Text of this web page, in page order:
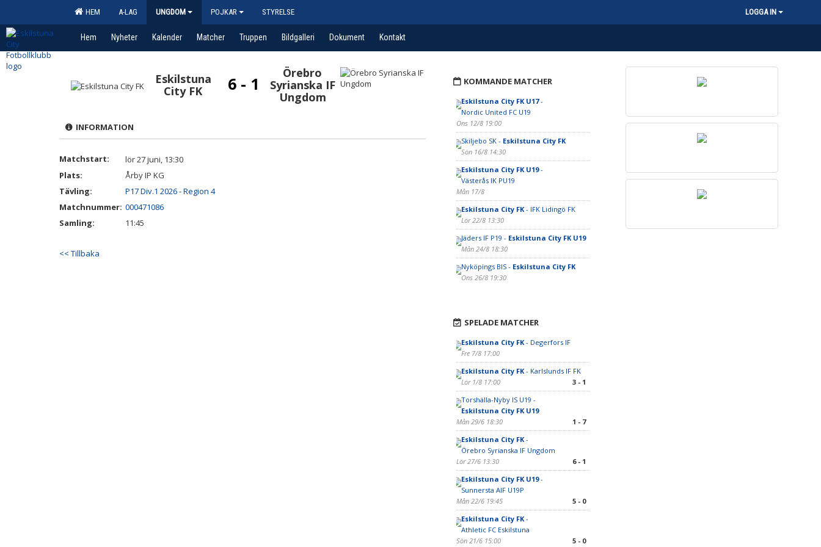
HEM A-LAG UNGDOM POJKAR STYRELSE LOGGA IN
Hem Nyheter Kalender Matcher Truppen Bildgalleri Dokument Kontakt
Eskilstuna
City FK
6 - 1
Örebro
Syrianska IF
Ungdom
INFORMATION
Matchstart:
lör 27 juni, 13:30
Plats:
Årby IP KG
Tävling:
P17 Div.1 2026 - Region 4
Matchnummer: 000471086
Samling:
11:45
<< Tillbaka
KOMMANDE MATCHER
Eskilstuna City FK U17-
Nordic United FC U19
Ons 12/8 19:00
Skiljebo SK - Eskilstuna City FK
Sön 16/8 14:30
Eskilstuna City FK U19-
Västerås IK PU19
Mån 17/8
Eskilstuna City FK- IFK Lidingö FK
Lör 22/8 13:30
Jäders IF P19 - Eskilstuna City FK U19
Mån 24/8 18:30
Nyköpings BIS - Eskilstuna City FK
Ons 26/8 19:30
SPELADE MATCHER
Eskilstuna City FK- Degerfors IF
Fre 7/8 17:00
Eskilstuna City FK- Karlslunds IF FK
Lör 1/8 17:00
3 - 1
Torshälla-Nyby IS U19 -
Eskilstuna City FK U19
Mån 29/6 18:30
1 - 7
Eskilstuna City FK-
Örebro Syrianska IF Ungdom
Lör 27/6 13:30
6 - 1
Eskilstuna City FK U19-
Sunnersta AIF U19P
Mån 22/6 19:45
5 - 0
Eskilstuna City FK-
Athletic FC Eskilstuna
Sön 21/6 15:00
5 - 0